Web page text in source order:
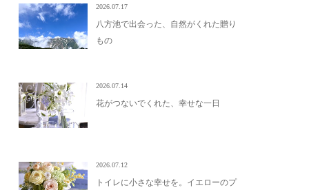
2026.07.17
八方池で出会った、自然がくれた贈り
もの
2026.07.14
花がつないでくれた、幸せな一日
2026.07.12
トイレに小さな幸せを。イエローのプ